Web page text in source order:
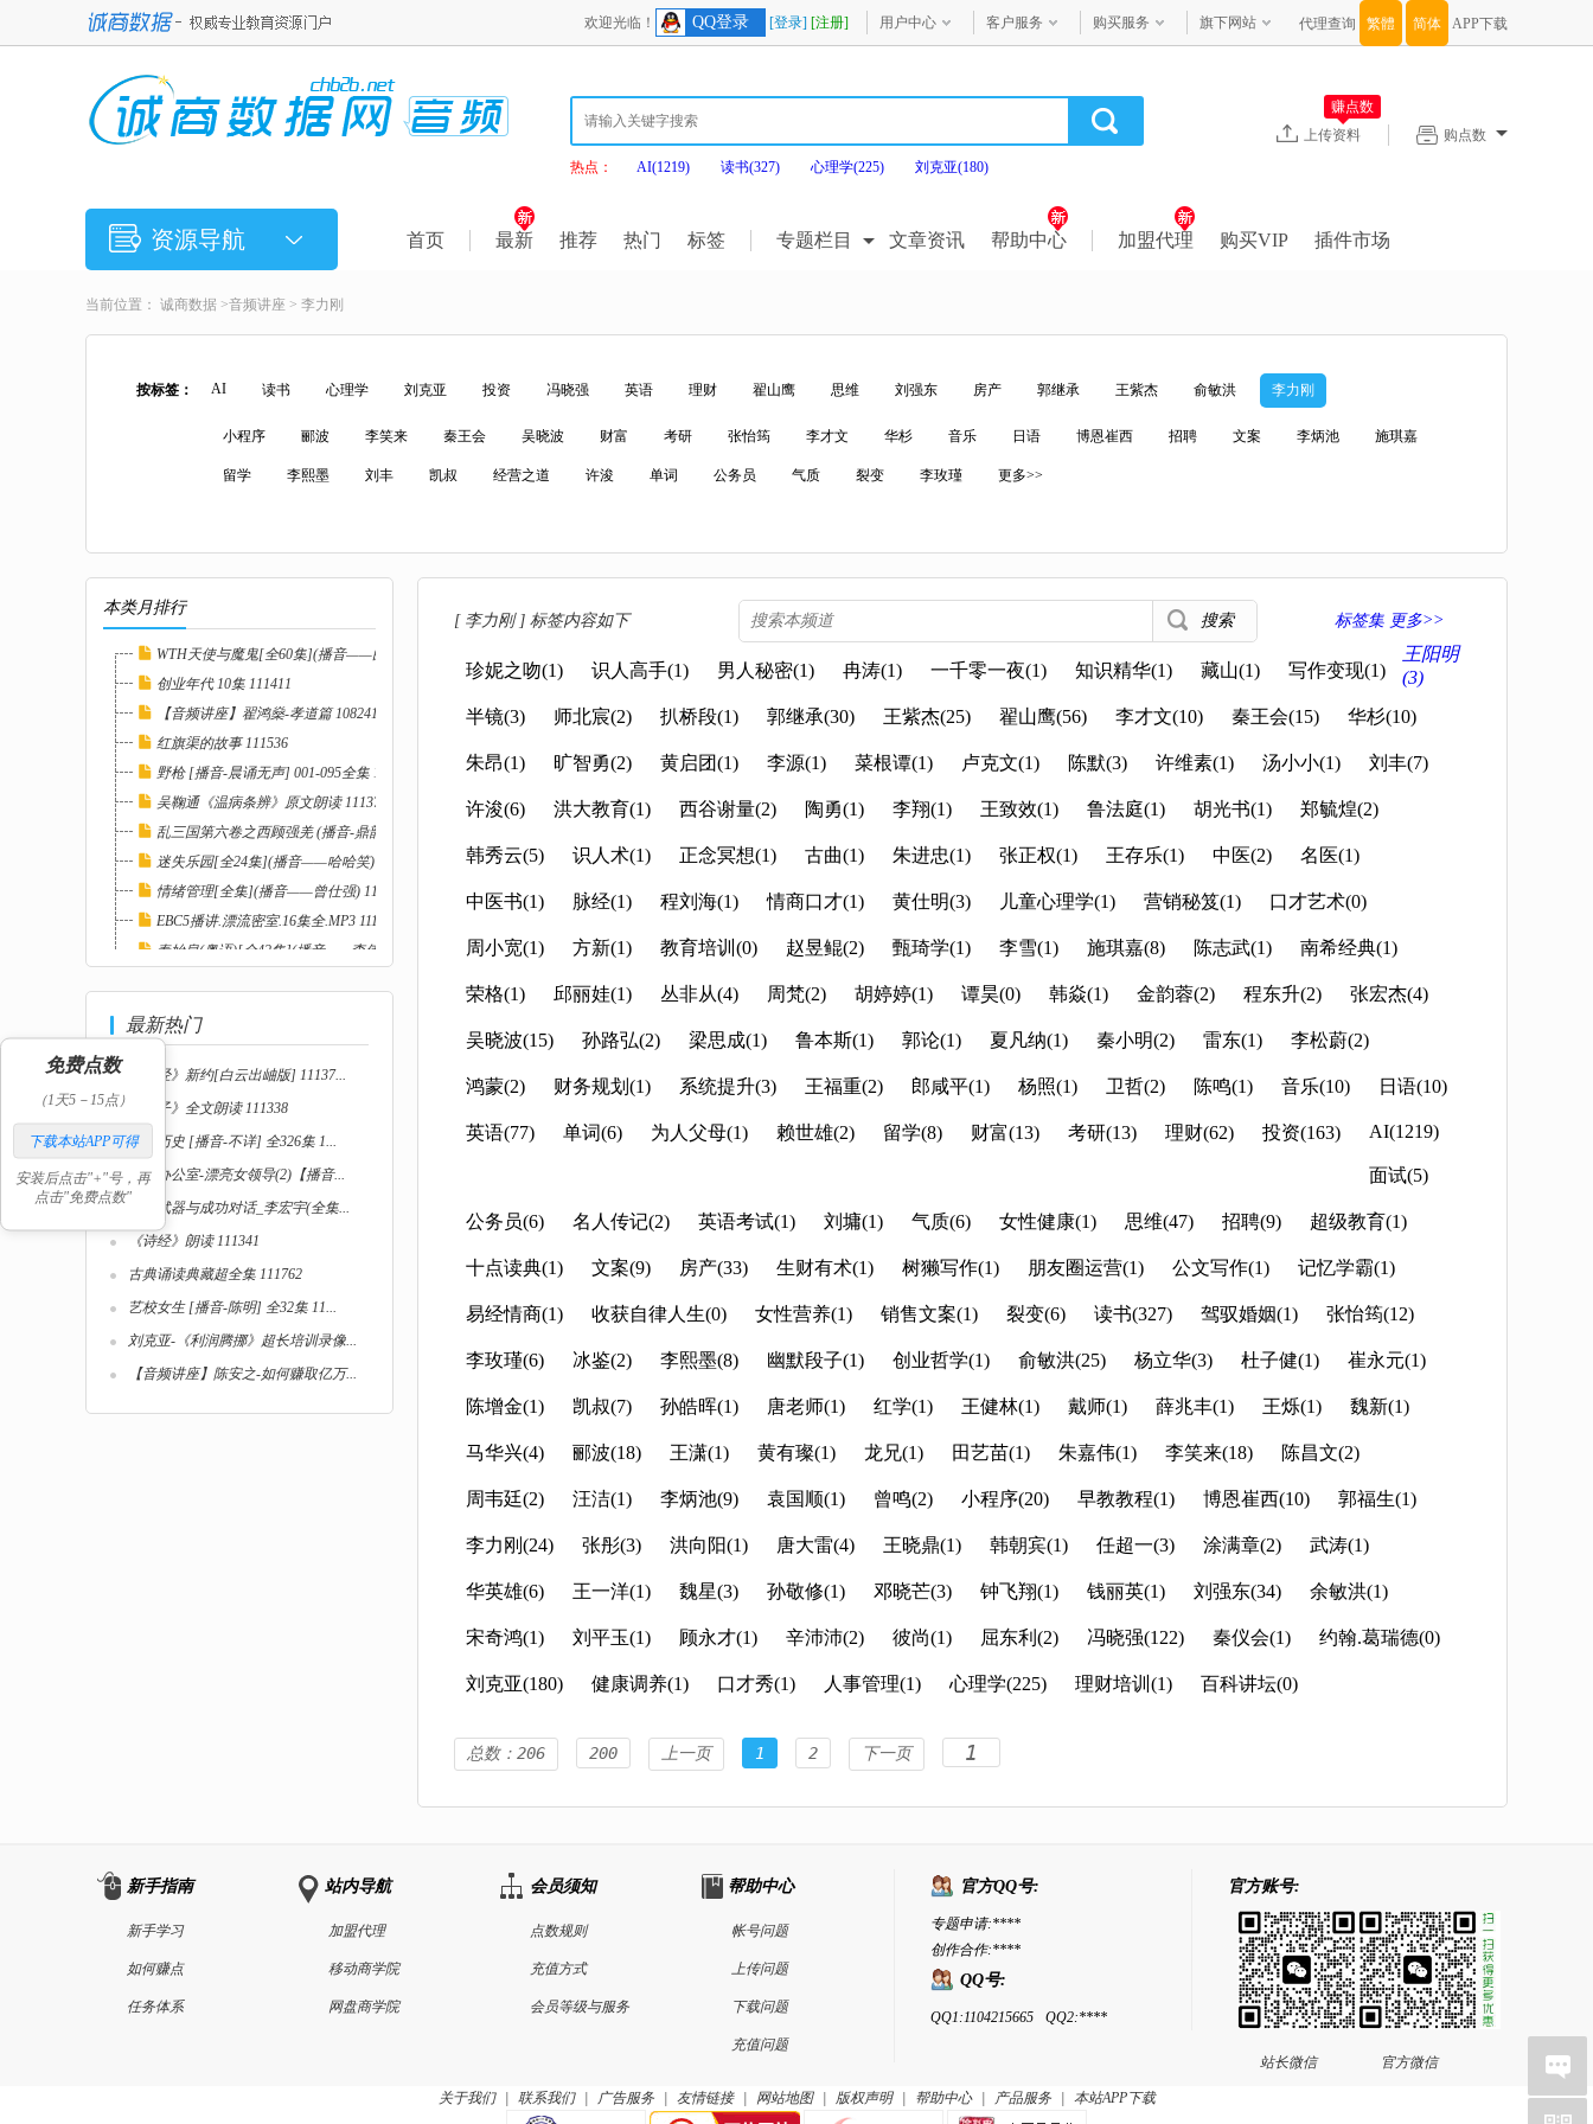
欢迎光临！ QQ登录 [登录] [注册] 用户中心 客户服务 购买服务 旗下网站 代理查询 APP下载
热点： AI(1219) 读书(327) 心理学(225) 刘克亚(180)
购点数
上传资料
赚点数
资源导航 首页 最新 推荐 热门 标签 专题栏目 文章资讯 帮助中心 加盟代理 购买VIP 插件市场
当前位置： 诚商数据 >音频讲座 > 李力刚
按标签： AI 读书 心理学 刘克亚 投资 冯晓强 英语 理财 翟山鹰 思维 刘强东 房产 郭继承 王紫杰 俞敏洪 李力刚
小程序 郦波 李笑来 秦王会 吴晓波 财富 考研 张怡筠 李才文 华杉 音乐 日语 博恩崔西 招聘 文案 李炳池 施琪嘉
留学 李熙墨 刘丰 凯叔 经营之道 许浚 单词 公务员 气质 裂变 李玫瑾 更多>>
本类月排行
WTH天使与魔鬼[全60集](播音——曲敬国) 1116...
创业年代 10集 111411
【音频讲座】翟鸿燊-孝道篇 108241
红旗渠的故事 111536
野枪 [播音-晨诵无声] 001-095全集 111029
吴鞠通《温病条辨》原文朗读 111371
乱三国第六卷之西顾强羌 (播音-鼎韵佳音工作室...
迷失乐园[全24集](播音——哈哈笑) 111604
情绪管理[全集](播音——曾仕强) 111524
EBC5播讲.漂流密室.16集全.MP3 111494
秦始皇(粤语)[全42集](播音——李伟英) 11152...
最新热门
《圣经》新约[白云出岫版] 11137...
《孟子》全文朗读 111338
世界历史 [播音-不详] 全326集 1...
燃情办公室-漂亮女领导(2)【播音...
商战武器与成功对话_李宏宇(全集...
《诗经》朗读 111341
古典诵读典藏超全集 111762
艺校女生 [播音-陈明] 全32集 11...
刘克亚-《利润腾挪》超长培训录像...
【音频讲座】陈安之-如何赚取亿万...
[ 李力刚 ] 标签内容如下 标签集 更多>>
珍妮之吻(1) 识人高手(1) 男人秘密(1) 冉涛(1) 一千零一夜(1) 知识精华(1) 藏山(1) 写作变现(1)
半镜(3) 师北宸(2) 扒桥段(1) 郭继承(30) 王紫杰(25) 翟山鹰(56) 李才文(10) 秦王会(15) 华杉(10)
王阳明
(3)
朱昂(1) 旷智勇(2) 黄启团(1) 李源(1) 菜根谭(1) 卢克文(1) 陈默(3) 许维素(1) 汤小小(1) 刘丰(7)
许浚(6) 洪大教育(1) 西谷谢量(2) 陶勇(1) 李翔(1) 王致效(1) 鲁法庭(1) 胡光书(1) 郑毓煌(2)
韩秀云(5) 识人术(1) 正念冥想(1) 古曲(1) 朱进忠(1) 张正权(1) 王存乐(1) 中医(2) 名医(1)
中医书(1) 脉经(1) 程刘海(1) 情商口才(1) 黄仕明(3) 儿童心理学(1) 营销秘笈(1) 口才艺术(0)
周小宽(1) 方新(1) 教育培训(0) 赵昱鲲(2) 甄琦学(1) 李雪(1) 施琪嘉(8) 陈志武(1) 南希经典(1)
荣格(1) 邱丽娃(1) 丛非从(4) 周梵(2) 胡婷婷(1) 谭昊(0) 韩焱(1) 金韵蓉(2) 程东升(2) 张宏杰(4)
吴晓波(15) 孙路弘(2) 梁思成(1) 鲁本斯(1) 郭论(1) 夏凡纳(1) 秦小明(2) 雷东(1) 李松蔚(2)
鸿蒙(2) 财务规划(1) 系统提升(3) 王福重(2) 郎咸平(1) 杨照(1) 卫哲(2) 陈鸣(1) 音乐(10) 日语(10)
英语(77) 单词(6) 为人父母(1) 赖世雄(2) 留学(8) 财富(13) 考研(13) 理财(62) 投资(163) AI(1219)
面试(5)
公务员(6) 名人传记(2) 英语考试(1) 刘墉(1) 气质(6) 女性健康(1) 思维(47) 招聘(9) 超级教育(1)
十点读典(1) 文案(9) 房产(33) 生财有术(1) 树獭写作(1) 朋友圈运营(1) 公文写作(1) 记忆学霸(1)
易经情商(1) 收获自律人生(0) 女性营养(1) 销售文案(1) 裂变(6) 读书(327) 驾驭婚姻(1) 张怡筠(12)
李玫瑾(6) 冰鉴(2) 李熙墨(8) 幽默段子(1) 创业哲学(1) 俞敏洪(25) 杨立华(3) 杜子健(1) 崔永元(1)
陈增金(1) 凯叔(7) 孙皓晖(1) 唐老师(1) 红学(1) 王健林(1) 戴师(1) 薛兆丰(1) 王烁(1) 魏新(1)
马华兴(4) 郦波(18) 王潇(1) 黄有璨(1) 龙兄(1) 田艺苗(1) 朱嘉伟(1) 李笑来(18) 陈昌文(2)
周韦廷(2) 汪洁(1) 李炳池(9) 袁国顺(1) 曾鸣(2) 小程序(20) 早教教程(1) 博恩崔西(10) 郭福生(1)
李力刚(24) 张彤(3) 洪向阳(1) 唐大雷(4) 王晓鼎(1) 韩朝宾(1) 任超一(3) 涂满章(2) 武涛(1)
华英雄(6) 王一洋(1) 魏星(3) 孙敬修(1) 邓晓芒(3) 钟飞翔(1) 钱丽英(1) 刘强东(34) 余敏洪(1)
宋奇鸿(1) 刘平玉(1) 顾永才(1) 辛沛沛(2) 彼尚(1) 屈东利(2) 冯晓强(122) 秦仪会(1) 约翰.葛瑞德(0)
刘克亚(180) 健康调养(1) 口才秀(1) 人事管理(1) 心理学(225) 理财培训(1) 百科讲坛(0)
总数：206 200 上一页 1 2 下一页
新手指南
新手学习
如何赚点
任务体系
站内导航
加盟代理
移动商学院
网盘商学院
会员须知
点数规则
充值方式
会员等级与服务
帮助中心
帐号问题
上传问题
下载问题
充值问题
官方QQ号:
专题申请:****
创作合作:****
QQ号:
QQ1:1104215665 QQ2:****
官方账号:
站长微信 官方微信
关于我们 联系我们 广告服务 友情链接 网站地图 版权声明 帮助中心 产品服务 本站APP下载
免费点数
（1天5－15点）
下载本站APP可得
安装后点击"+"号，再
点击"免费点数"